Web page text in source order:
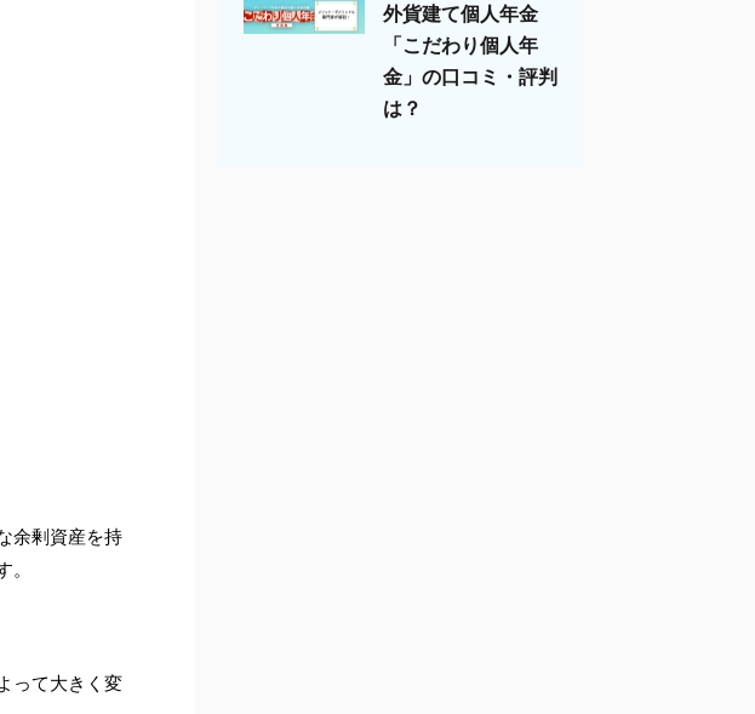
余剰資産を持
って大きく変
外貨建て個人年金
「こだわり個人年
金」の口コミ・評判
は？